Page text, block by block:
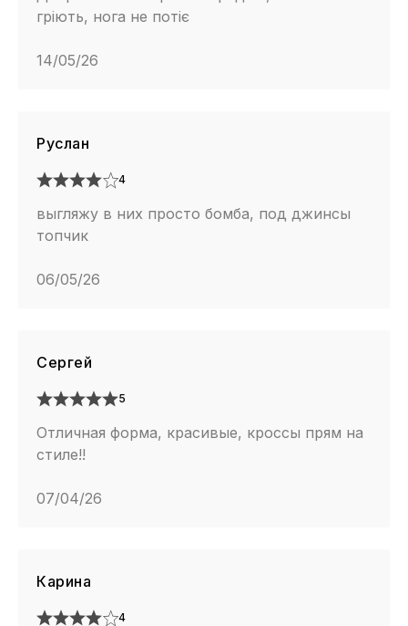
гріють, нога не потіє
14/05/26
Руслан
4
выгляжу в них просто бомба, под джинсы
топчик
06/05/26
Сергей
5
Отличная форма, красивые, кроссы прям на
стиле!!
07/04/26
Карина
4